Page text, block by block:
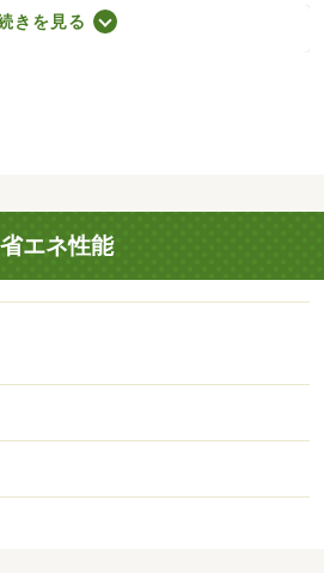
証委託料：賃料総額の２．２％
は２．５万／２．５％／［退去
円がかかります。契約時にクリ
、鍵セット費３，３００円（税
リング／シャワー付洗面台／ＴＶ
機／室内洗濯置／シューズボック
追焚機能浴室／温水洗浄便座／洗
駐輪場／宅配ボックス／敷金不要
カメラ／ＩＨクッキングヒーター
クロゼット／保証人不要／物置／
築３年以内／サンルーム／トイレ
市ガス／ＢＳ／保証会社利用可／
保育園）まで２５４ｍ／スギ薬局
きを見る
省エネ性能